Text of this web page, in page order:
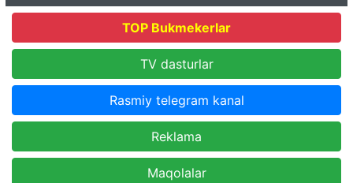
TOP Bukmekerlar
TV dasturlar
Rasmiy telegram kanal
Reklama
Maqolalar